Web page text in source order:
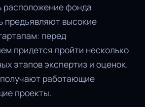
расположение фонда
предъявляют высокие
перед
придется пройти несколько
этапов экспертиз и оценок.
работающие
проекты.